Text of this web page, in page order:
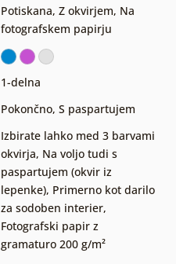
Potiskana, Z okvirjem, Na
fotografskem papirju
1-delna
Pokončno, S paspartujem
Izbirate lahko med 3 barvami
okvirja, Na voljo tudi s
paspartujem (okvir iz
lepenke), Primerno kot darilo
za sodoben interier,
Fotografski papir z
gramaturo 200 g/m²